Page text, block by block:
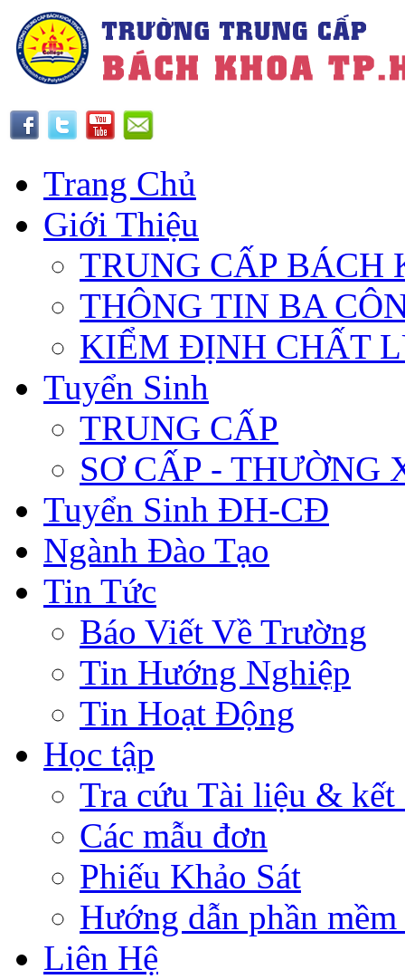
Trang Chủ
Giới Thiệu
TRUNG CẤP BÁCH
THÔNG TIN BA
KIỂM ĐỊNH CHẤT
Tuyển Sinh
TRUNG CẤP
SƠ CẤP - THƯỜNG
Tuyển Sinh ĐH-CĐ
Ngành Đào Tạo
Tin Tức
Báo Viết Về Trường
Tin Hướng Nghiệp
Tin Hoạt Động
Học tập
Tra cứu Tài liệu & kết
Các mẫu đơn
Phiếu Khảo Sát
Hướng dẫn phần
Liên Hệ